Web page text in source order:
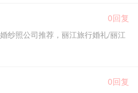
0回复
纱照公司推荐，丽江旅行婚礼/丽江
0回复